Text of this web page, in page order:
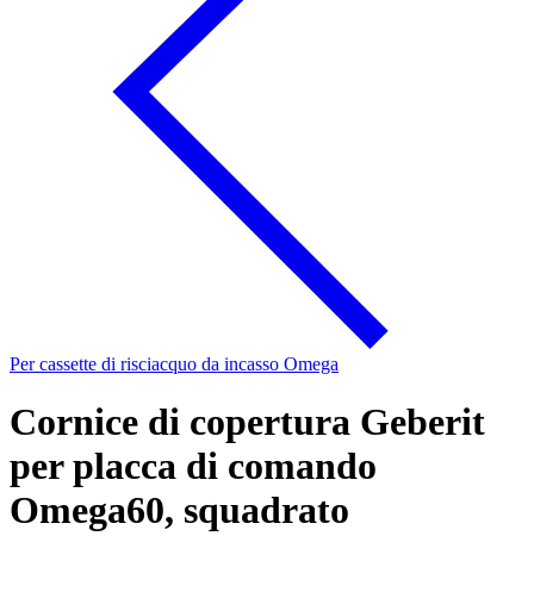
Per cassette di risciacquo da incasso Omega
Cornice di copertura Geberit
per placca di comando
Omega60, squadrato